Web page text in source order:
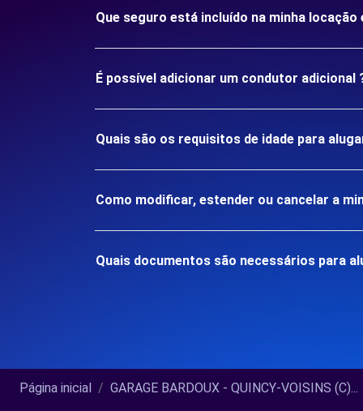
Que seguro está incluído na minha locação
É possível adicionar um condutor adicional
Quais são os requisitos de idade para
Como modificar, estender ou cancelar a
Quais documentos são necessários para
Página inicial GARAGE BARDOUX - QUINCY-VOISINS (C)...